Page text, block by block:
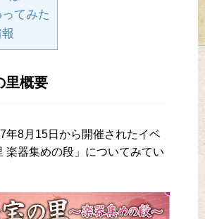
てみた
里概要
年8月15日から開催されたイベ
楽器集めの段」についてみてい